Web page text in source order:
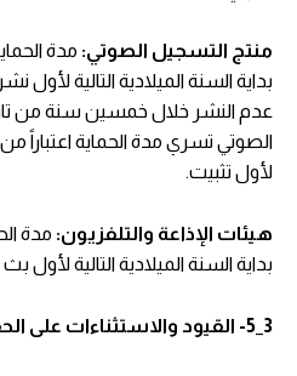
منتج التسجيل الصوتي: مدة
بداية السنة الميلادية التالية
عدم النشر خلال خمسين سنة من
الصوتي تسري مدة الحماية اعتباراً من
لأول تثبيت.
هيئات الإذاعة والتلفزيون: مدة
بداية السنة الميلادية التالية لأول بث
3_5- القيود والاستثناءات على الحقوق المالية: